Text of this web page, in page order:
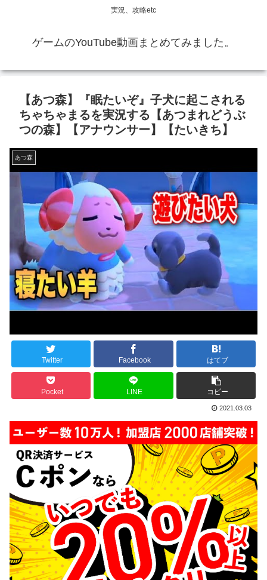
実況、攻略etc
ゲームのYouTube動画まとめてみました。
【あつ森】『眠たいぞ』子犬に起こされる
ちゃちゃまるを実況する【あつまれどうぶ
つの森】【アナウンサー】【たいきち】
あつ森
Twitter Facebook はてブ
Pocket LINE コピー
2021.03.03